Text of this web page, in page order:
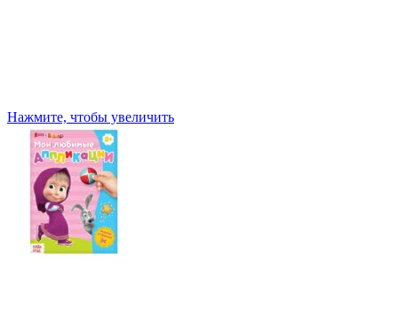
Нажмите, чтобы увеличить